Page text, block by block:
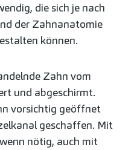
die sich je nach
der Zahnanatomie
können.
Zahn vom
und abgeschirmt.
vorsichtig geöffnet
geschaffen. Mit
nötig, auch mit